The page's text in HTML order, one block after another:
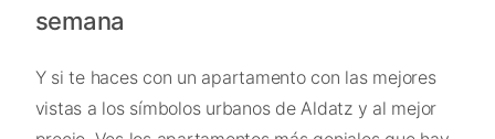
semana
Y si te haces con un apartamento con las mejores
vistas a los símbolos urbanos de Aldatz y al mejor